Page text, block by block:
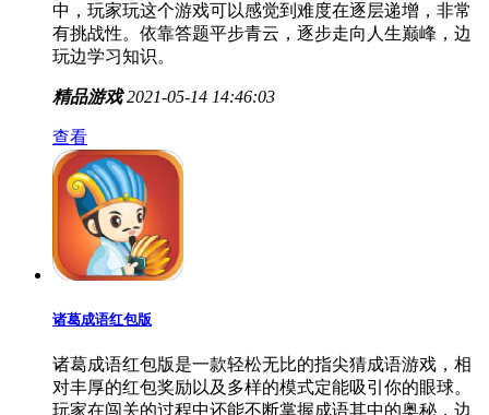
中，玩家玩这个游戏可以感觉到难度在逐层递增，非常
有挑战性。依靠答题平步青云，逐步走向人生巅峰，边
玩边学习知识。
精品游戏 2021-05-14 14:46:03
查看
诸葛成语红包版
诸葛成语红包版是一款轻松无比的指尖猜成语游戏，相
对丰厚的红包奖励以及多样的模式定能吸引你的眼球。
玩家在闯关的过程中还能不断掌握成语其中的奥秘，边